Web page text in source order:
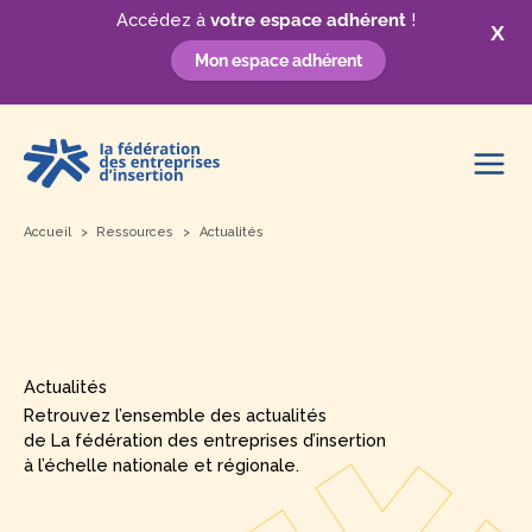
X
Accédez à votre espace adhérent !
Mon espace adhérent
contenu
Accueil Ressources Actualités
Actualités
Retrouvez l’ensemble des actualités
de La fédération des entreprises d’insertion
à l’échelle nationale et régionale.